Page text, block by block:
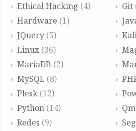
Ethical Hacking (4) Git
Hardware (1)
JQuery (5)
Linux (36)
MariaDB (2)
MySQL (8)
Plesk (12)
Python (14)
Redes (9)